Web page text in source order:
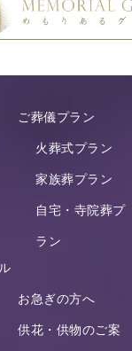
ご葬儀プラン
火葬式プラン
家族葬プラン
自宅・寺院葬プ
ラン
お急ぎの方へ
供花・供物のご案